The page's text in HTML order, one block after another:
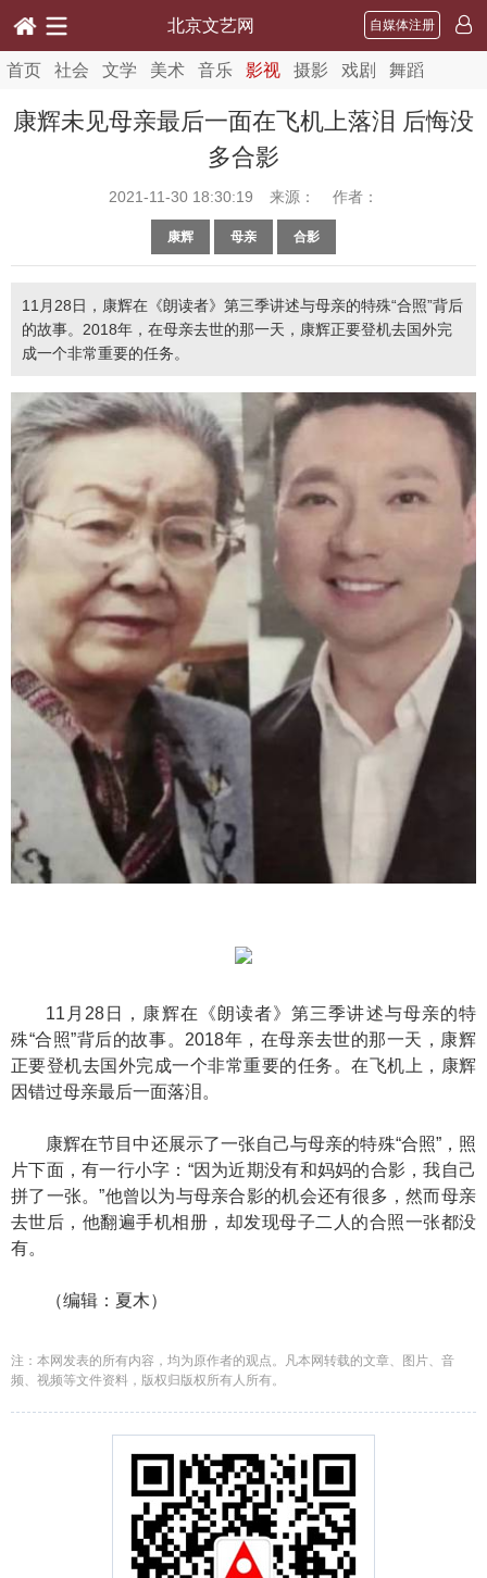
北京文艺网 自媒体注册
首页 社会 文学 美术 音乐 影视 摄影 戏剧 舞蹈
康辉未见母亲最后一面在飞机上落泪 后悔没
多合影
2021-11-30 18:30:19 来源： 作者：
康辉 母亲 合影
11月28日，康辉在《朗读者》第三季讲述与母亲的特殊“合照”背后
的故事。2018年，在母亲去世的那一天，康辉正要登机去国外完
成一个非常重要的任务。
11月28日，康辉在《朗读者》第三季讲述与母亲的特
殊“合照”背后的故事。2018年，在母亲去世的那一天，康辉
正要登机去国外完成一个非常重要的任务。在飞机上，康辉
因错过母亲最后一面落泪。
康辉在节目中还展示了一张自己与母亲的特殊“合照”，照
片下面，有一行小字：“因为近期没有和妈妈的合影，我自己
拼了一张。”他曾以为与母亲合影的机会还有很多，然而母亲
去世后，他翻遍手机相册，却发现母子二人的合照一张都没
有。
（编辑：夏木）
注：本网发表的所有内容，均为原作者的观点。凡本网转载的文章、图片、音
频、视频等文件资料，版权归版权所有人所有。